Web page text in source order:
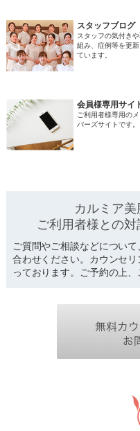
スタッフブログ
スタッフの気付きや
組み、症例等を更新
ています。
会員様専用サイ
ご利用者様専用のメ
バーズサイトです。
カルミア
ご利用者様との対
ご質問やご相談などについ
合わせください。カウンセ
っております。ご予約の上、